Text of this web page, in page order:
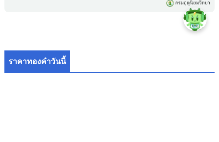
ราคาทองคำวันนี้